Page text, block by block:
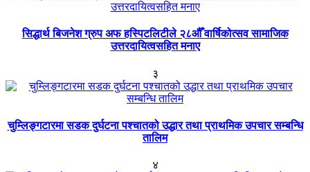
सिद्धार्थ बिजनेश ग्रुप अफ हस्पिटलिटीले २८औँ वार्षिकोत्सव सामाजिक
उत्तरदायित्वसहित मनाए
३
चुम्लिङ्गटारमा सडक दुर्घटना पश्चातको उद्धार तथा प्राथमिक उपचार सम्बन्धि
तालिम
४